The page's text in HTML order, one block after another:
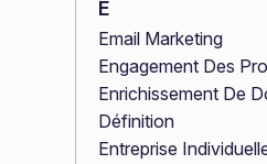
E
Email Marketing
Engagement Des
Enrichissement De
Définition
Entreprise